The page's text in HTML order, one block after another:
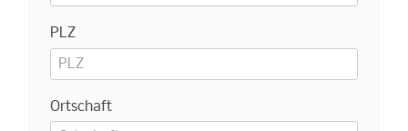
PLZ
Ortschaft